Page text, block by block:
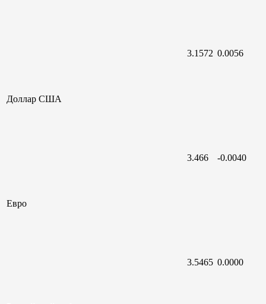
Доллар США
3.1572 0.0056
Евро
3.466 -0.0040
3.5465 0.0000